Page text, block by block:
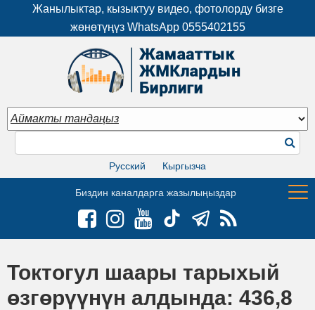
Жанылыктар, кызыктуу видео, фотолорду бизге
жөнөтүңүз WhatsApp 0555402155
Русский Кыргызча
Биздин каналдарга жазылыңыздар
Токтогул шаары тарыхый
өзгөрүүнүн алдында: 436,8